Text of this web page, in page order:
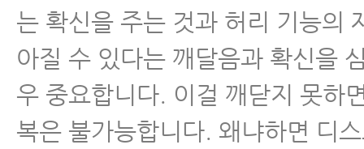
는 확신을 주는 것과 허리 기능의
아질 수 있다는 깨달음과 확신을
우 중요합니다. 이걸 깨닫지 못하
복은 불가능합니다. 왜냐하면 디